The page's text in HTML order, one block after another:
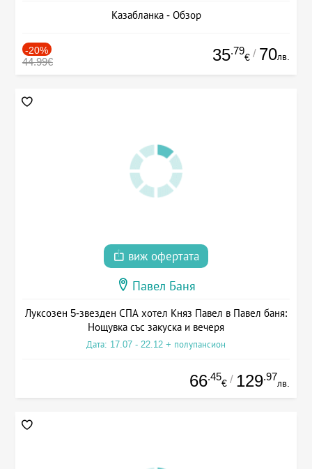
Казабланка - Обзор
-20%
44.99€ 35.79
€ / 70лв.
виж офертата
Павел Баня
Луксозен 5-звезден СПА хотел Княз Павел в Павел баня:
Нощувка със закуска и вечеря
Дата: 17.07 - 22.12 + полупансион
66.45
€ / 129.97
лв.